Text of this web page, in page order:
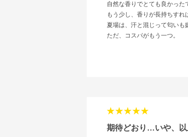
自然な香りでとても良かった
もう少し、香りが長持ちすれ
夏場は、汗と混じって匂いも
ただ、コスパがもう一つ。
期待どおり…いや、